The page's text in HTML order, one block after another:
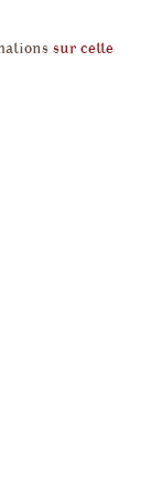
sur cette